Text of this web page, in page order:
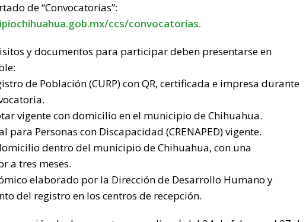
de “Convocatorias”:
ccs/convocatorias.
y documentos para participar deben presentarse en
de Población (CURP) con QR, certificada e impresa durante
vigente con domicilio en el municipio de Chihuahua.
para Personas con Discapacidad (CRENAPED) vigente.
dentro del municipio de Chihuahua, con una
a tres meses.
elaborado por la Dirección de Desarrollo Humano y
del registro en los centros de recepción.